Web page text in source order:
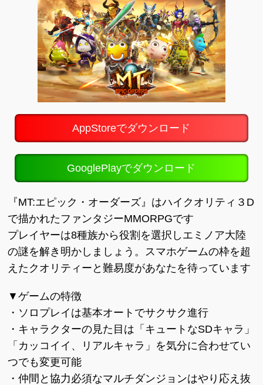
AppStoreでダウンロード
GooglePlayでダウンロード
『MT:エピック・オーダーズ』はハイクオリティ３D
で描かれたファンタジーMMORPGです
プレイヤーは8種族から役割を選択しエミノア大陸
の謎を解き明かしましょう。スマホゲームの枠を超
えたクオリティーと難易度があなたを待っています
▼ゲームの特徴
・ソロプレイは基本オートでサクサク進行
・キャラクターの見た目は「キュートなSDキャラ」
「カッコイイ、リアルキャラ」を気分に合わせてい
つでも変更可能
・仲間と協力必須なマルチダンジョンはやり応え抜